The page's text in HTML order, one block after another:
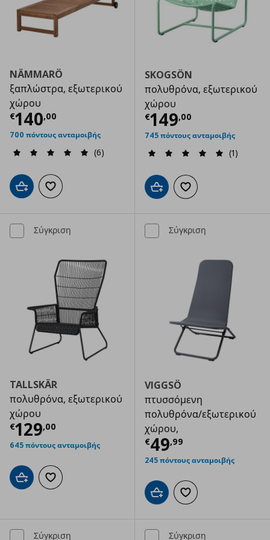
NÄMMARÖ
ξαπλώστρα, εξωτερικού
χώρου
€140,00
Τρέχουσα τιμή € 140,00
700 πόντους ανταμοιβής
(6)
Προσθήκη στο καλάθι
Προσθήκη στα αγαπημένα
SKOGSÖN
πολυθρόνα, εξωτερικού
χώρου
€149,00
Τρέχουσα
745 πόντους ανταμοιβής
(1)
Προσθήκη στο καλάθι
Προσθήκη στα
Σύγκριση
TALLSKÄR
πολυθρόνα, εξωτερικού
χώρου
€129,00
Τρέχουσα τιμή € 129,00
645 πόντους ανταμοιβής
Προσθήκη στο καλάθι
Προσθήκη στα αγαπημένα
Σύγκριση
VIGGSÖ
πτυσσόμενη
πολυθρόνα/εξωτερικού
χώρου,
€49,99
Τρέχουσα
245 πόντους ανταμοιβής
Προσθήκη στο καλάθι
Προσθήκη στα
Σύγκριση Σύγκριση